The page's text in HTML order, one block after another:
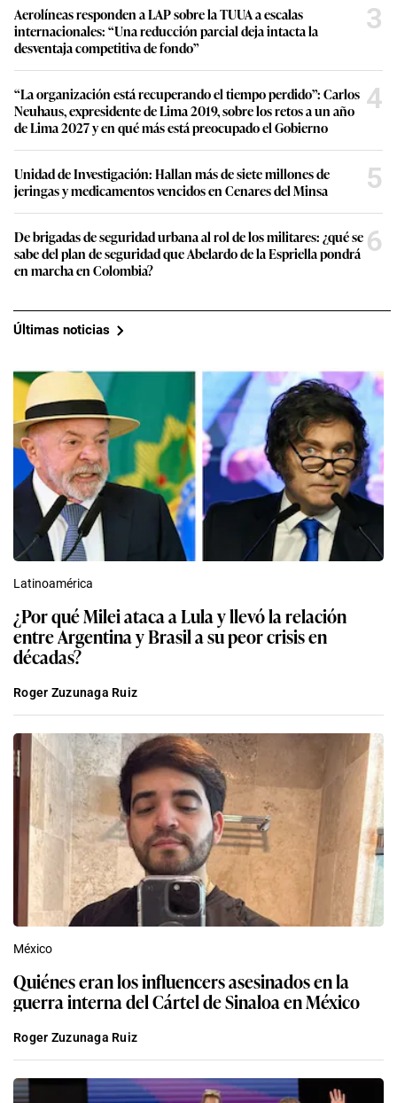
Aerolíneas responden a LAP sobre la TUUA a escalas
internacionales: “Una reducción parcial deja intacta la
desventaja competitiva de fondo”
3
“La organización está recuperando el tiempo perdido”: Carlos
Neuhaus, expresidente de Lima 2019, sobre los retos a un año
de Lima 2027 y en qué más está preocupado el Gobierno
4
Unidad de Investigación: Hallan más de siete millones de
jeringas y medicamentos vencidos en Cenares del Minsa
5
De brigadas de seguridad urbana al rol de los militares: ¿qué se
sabe del plan de seguridad que Abelardo de la Espriella pondrá
en marcha en Colombia?
6
Últimas noticias
Latinoamérica
¿Por qué Milei ataca a Lula y llevó la relación
entre Argentina y Brasil a su peor crisis en
décadas?
Roger Zuzunaga Ruiz
México
Quiénes eran los influencers asesinados en la
guerra interna del Cártel de Sinaloa en México
Roger Zuzunaga Ruiz